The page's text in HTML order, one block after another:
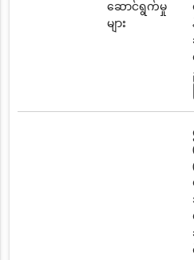
ဆောင်ရွက်မှု
များ